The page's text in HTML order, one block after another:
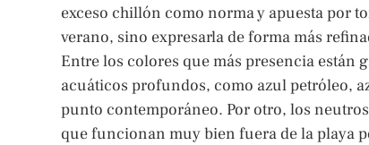
exceso chillón como norma y apuesta por
verano, sino expresarla de forma más
Entre los colores que más presencia están
acuáticos profundos, como azul petróleo,
punto contemporáneo. Por otro, los
que funcionan muy bien fuera de la playa